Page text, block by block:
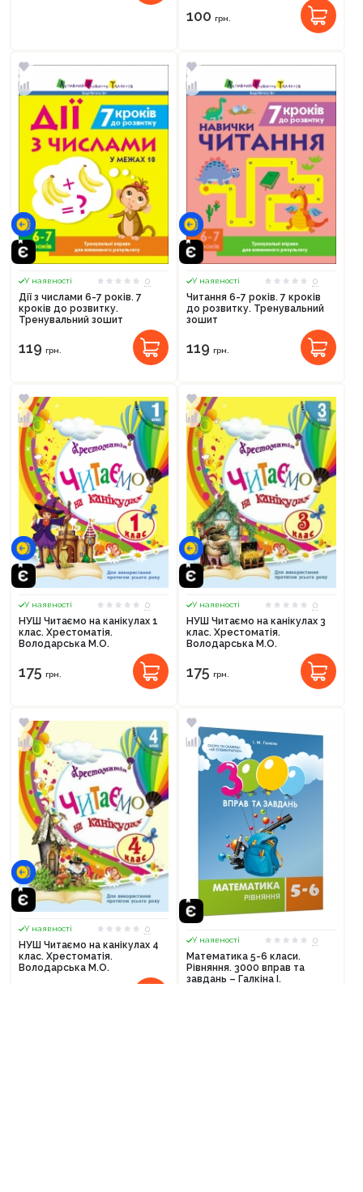
100 грн.
У наявності
0
Дії з числами 6-7 років. 7
кроків до розвитку.
Тренувальний зошит
119 грн.
У наявності
0
Читання 6-7 років. 7 кроків
до розвитку. Тренувальний
зошит
119 грн.
У наявності
0
НУШ Читаємо на канікулах 1
клас. Хрестоматія.
Володарська М.О.
175 грн.
У наявності
0
НУШ Читаємо на канікулах 3
клас. Хрестоматія.
Володарська М.О.
175 грн.
У наявності
0
НУШ Читаємо на канікулах 4
клас. Хрестоматія.
Володарська М.О.
У наявності
0
Математика 5-6 класи.
Рівняння. 3000 вправ та
завдань – Галкіна І.